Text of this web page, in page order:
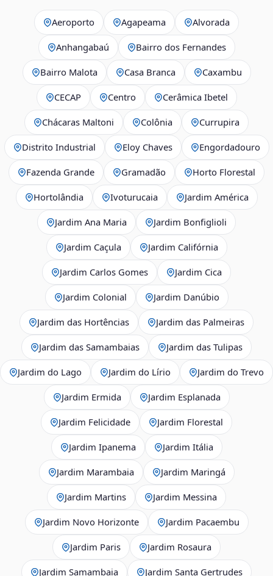
Aeroporto Agapeama Alvorada
Anhangabaú Bairro dos Fernandes
Bairro Malota Casa Branca Caxambu
CECAP Centro Cerâmica Ibetel
Chácaras Maltoni Colônia Currupira
Distrito Industrial Eloy Chaves Engordadouro
Fazenda Grande Gramadão Horto Florestal
Hortolândia Ivoturucaia Jardim América
Jardim Ana Maria Jardim Bonfiglioli
Jardim Caçula Jardim Califórnia
Jardim Carlos Gomes Jardim Cica
Jardim Colonial Jardim Danúbio
Jardim das Hortências Jardim das Palmeiras
Jardim das Samambaias Jardim das Tulipas
Jardim do Lago Jardim do Lírio Jardim do Trevo
Jardim Ermida Jardim Esplanada
Jardim Felicidade Jardim Florestal
Jardim Ipanema Jardim Itália
Jardim Marambaia Jardim Maringá
Jardim Martins Jardim Messina
Jardim Novo Horizonte Jardim Pacaembu
Jardim Paris Jardim Rosaura
Jardim Samambaia Jardim Santa Gertrudes